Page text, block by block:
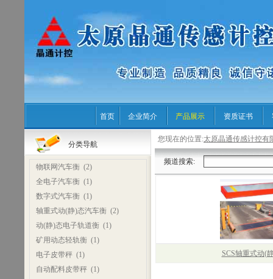
首页 企业简介 产品展示 资质证书
分类导航
物联网汽车衡(2)
全电子汽车衡(1)
数字式汽车衡(1)
轴重式动(静)态汽车衡(2)
动(静)态电子轨道衡(1)
矿用动态轻轨衡(1)
电子皮带秤(1)
自动配料皮带秤(1)
您现在的位置:太原晶通传感计控有
频道搜索:
SCS轴重式动(